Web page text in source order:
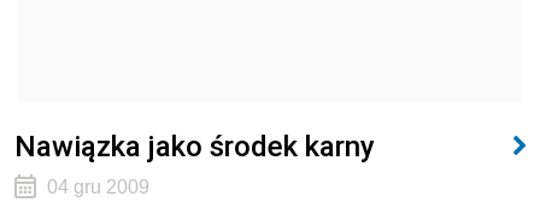
Nawiązka jako środek karny
04 gru 2009